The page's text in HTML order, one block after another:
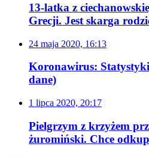
13-latka z
Grecji. Jest skarga
24 maja 2020, 16:13
Koronawirus:
dane)
1 lipca 2020, 20:17
Pielgrzym z krzyżem
żuromiński. Chce